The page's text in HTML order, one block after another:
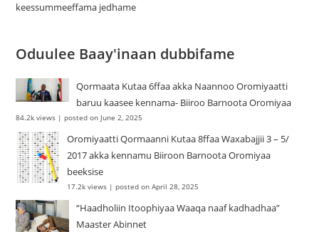
keessummeeffama jedhame
Oduulee Baay'inaan dubbifame
Qormaata Kutaa 6ffaa akka Naannoo Oromiyaatti
baruu kaasee kennama- Biiroo Barnoota Oromiyaa
84.2k views |posted on June 2, 2025
Oromiyaatti Qormaanni Kutaa 8ffaa Waxabajjii 3 – 5/
2017 akka kennamu Biiroon Barnoota Oromiyaa
beeksise
17.2k views |posted on April 28, 2025
“Haadholiin Itoophiyaa Waaqa naaf kadhadhaa”
Maaster Abinnet